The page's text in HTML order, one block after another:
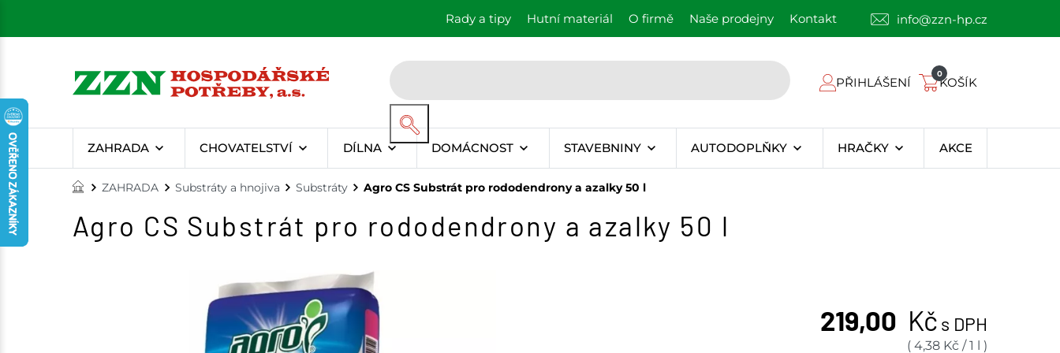
Rady a tipy Hutní materiál O firmě Naše prodejny Kontakt info@zzn-hp.cz
PŘIHLÁŠENÍ
0
KOŠÍK
ZAHRADA CHOVATELSTVÍ DÍLNA DOMÁCNOST STAVEBNINY AUTODOPLŇKY HRAČKY AKCE
ZAHRADA Substráty a hnojiva Substráty Agro CS Substrát pro rododendrony a azalky 50 l
Agro CS Substrát pro rododendrony a azalky 50 l
219,00 Kč s DPH
( 4,38 Kč/1 l )